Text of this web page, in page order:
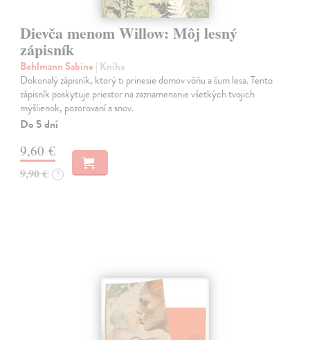
Dievča menom Willow: Môj lesný
zápisník
Bohlmann Sabine | Kniha
Dokonalý zápisník, ktorý ti prinesie domov vôňu a šum lesa. Tento
zápisník poskytuje priestor na zaznamenanie všetkých tvojich
myšlienok, pozorovaní a snov.
Do 5 dní
9,60 €
9,90 € ?